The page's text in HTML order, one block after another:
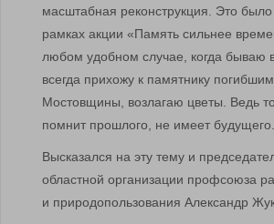
масштабная реконструкция. Это
рамках акции «Память сильнее
любом удобном случае, когда бываю
всегда прихожу к памятнику
Мостовщины, возлагаю цветы. Ведь
помнит прошлого, не имеет будущего.
Высказался на эту тему и
областной организации профсоюза
и природопользования Александр